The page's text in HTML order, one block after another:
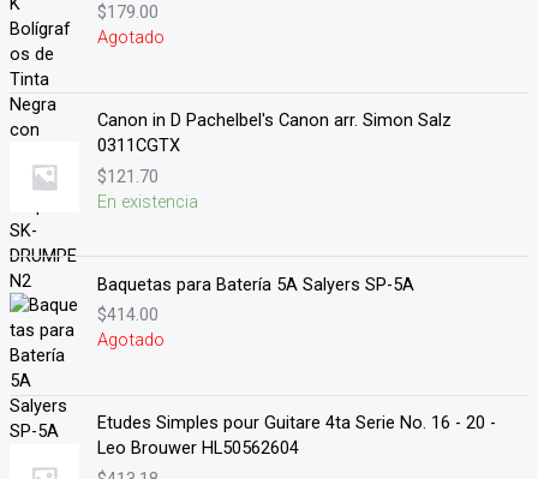
Valorado en
5.00 de 5
$179.00
Agotado
Canon in D Pachelbel's Canon arr. Simon Salz
0311CGTX
$121.70
En existencia
Baquetas para Batería 5A Salyers SP-5A
$414.00
Agotado
Etudes Simples pour Guitare 4ta Serie No. 16 - 20 -
Leo Brouwer HL50562604